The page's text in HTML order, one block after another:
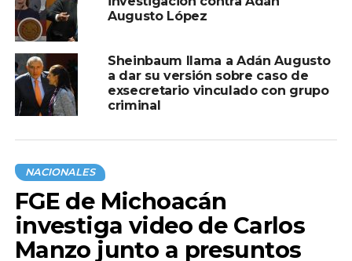
Augusto López
Sheinbaum llama a Adán Augusto
a dar su versión sobre caso de
exsecretario vinculado con grupo
criminal
NACIONALES
FGE de Michoacán
investiga video de Carlos
Manzo junto a presuntos